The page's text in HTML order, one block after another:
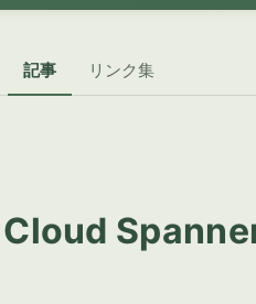
記事 リンク集